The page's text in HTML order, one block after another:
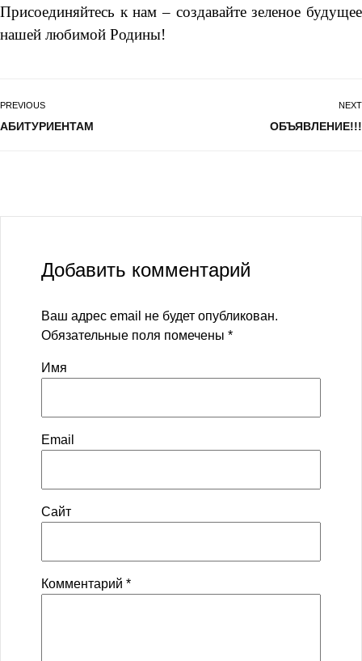
Присоединяйтесь к нам – создавайте зеленое будущее
нашей любимой Родины!
PREVIOUS
АБИТУРИЕНТАМ
NEXT
ОБЪЯВЛЕНИЕ!!!
Добавить комментарий
Ваш адрес email не будет опубликован.
Обязательные поля помечены *
Имя
Email
Сайт
Комментарий *